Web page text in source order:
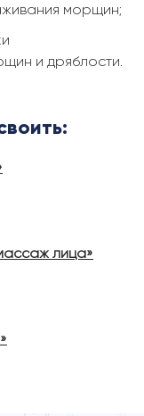
морщин;
и дряблости.
лица»